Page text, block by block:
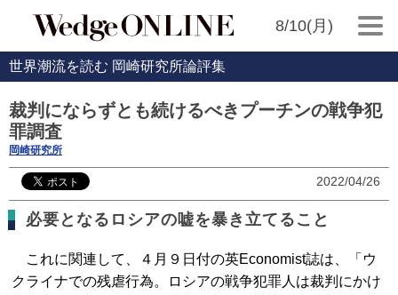
8/10(月)
世界潮流を読む 岡崎研究所論評集
裁判にならずとも続けるべきプーチンの戦争犯
罪調査
岡崎研究所
2022/04/26
必要となるロシアの嘘を暴き立てること
これに関連して、４月９日付の英Economist誌は、「ウ
クライナでの残虐行為。ロシアの戦争犯罪人は裁判にかけ